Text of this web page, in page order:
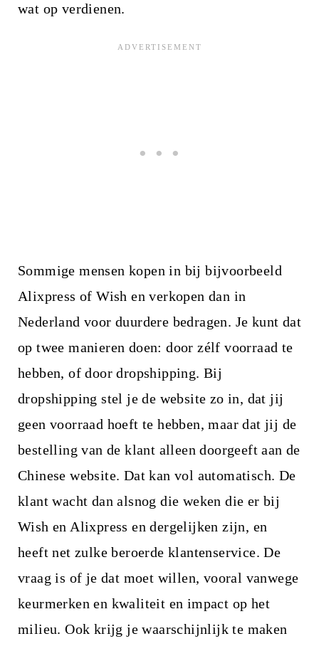
wat op verdienen.
Sommige mensen kopen in bij bijvoorbeeld
Alixpress of Wish en verkopen dan in
Nederland voor duurdere bedragen. Je kunt dat
op twee manieren doen: door zélf voorraad te
hebben, of door dropshipping. Bij
dropshipping stel je de website zo in, dat jij
geen voorraad hoeft te hebben, maar dat jij de
bestelling van de klant alleen doorgeeft aan de
Chinese website. Dat kan vol automatisch. De
klant wacht dan alsnog die weken die er bij
Wish en Alixpress en dergelijken zijn, en
heeft net zulke beroerde klantenservice. De
vraag is of je dat moet willen, vooral vanwege
keurmerken en kwaliteit en impact op het
milieu. Ook krijg je waarschijnlijk te maken